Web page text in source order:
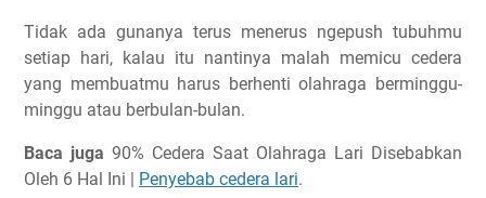
Tidak ada gunanya terus menerus ngepush tubuhmu
setiap hari, kalau itu nantinya malah memicu cedera
yang membuatmu harus berhenti olahraga berminggu-
minggu atau berbulan-bulan.
Baca juga 90% Cedera Saat Olahraga Lari Disebabkan
Oleh 6 Hal Ini | Penyebab cedera lari.